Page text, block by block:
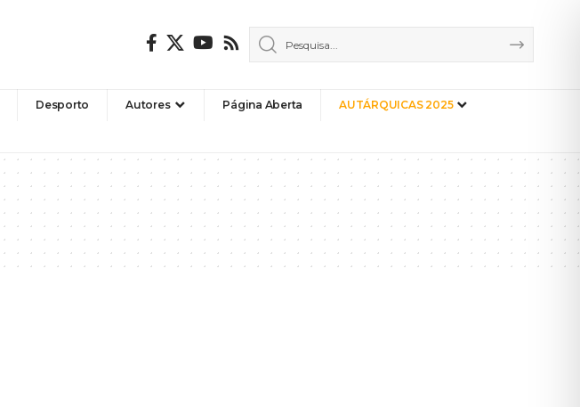
Desporto Autores Página Aberta AUTÁRQUICAS 2025